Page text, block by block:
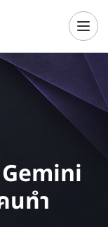
เปิด
นทำ